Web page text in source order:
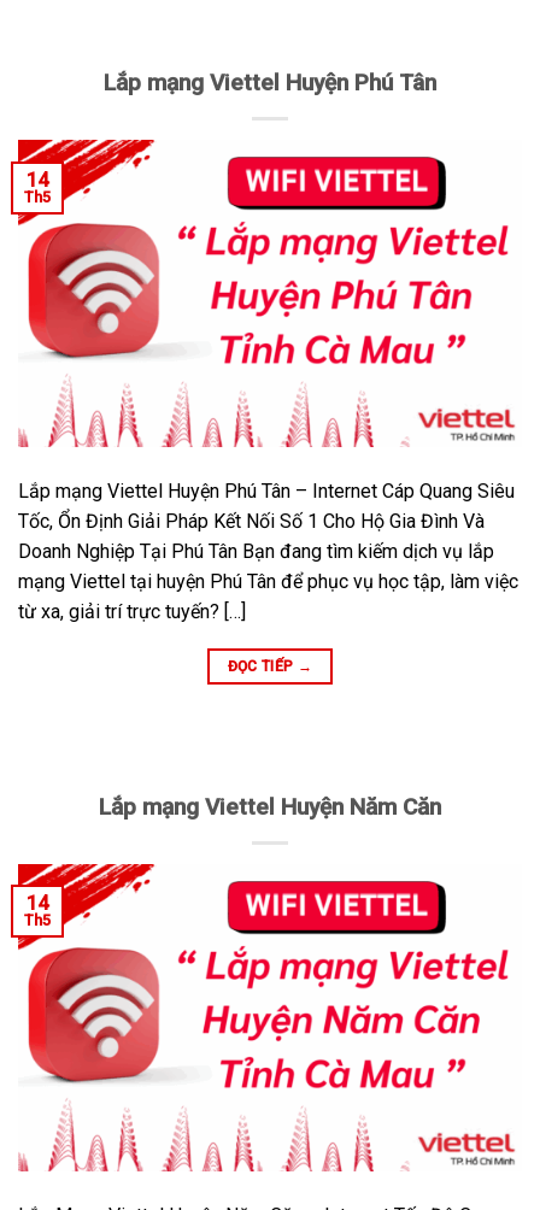
Lắp mạng Viettel Huyện Phú Tân
14
Th5
Lắp mạng Viettel Huyện Phú Tân – Internet Cáp Quang Siêu
Tốc, Ổn Định Giải Pháp Kết Nối Số 1 Cho Hộ Gia Đình Và
Doanh Nghiệp Tại Phú Tân Bạn đang tìm kiếm dịch vụ lắp
mạng Viettel tại huyện Phú Tân để phục vụ học tập, làm việc
từ xa, giải trí trực tuyến? […]
ĐỌC TIẾP →
Lắp mạng Viettel Huyện Năm Căn
14
Th5